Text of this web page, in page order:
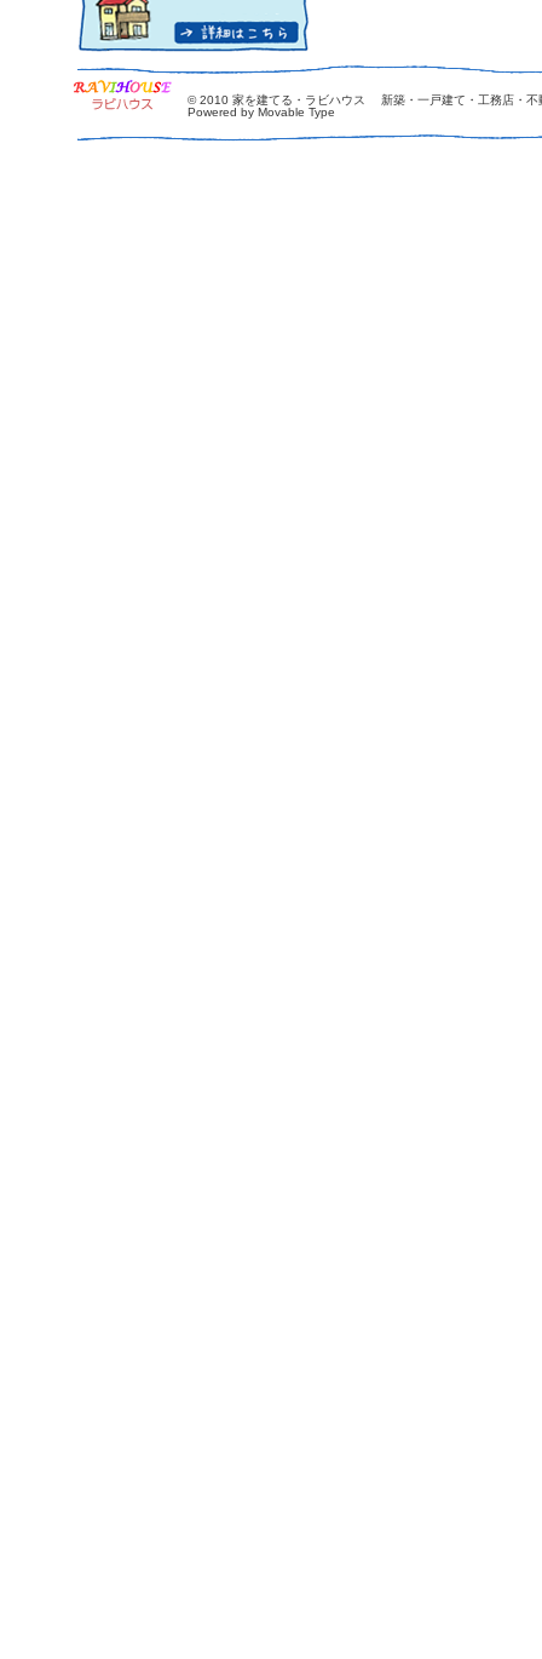
© 2010 家を建てる・ラビハウス 新築・一戸建て・工務店・不
Powered by Movable Type